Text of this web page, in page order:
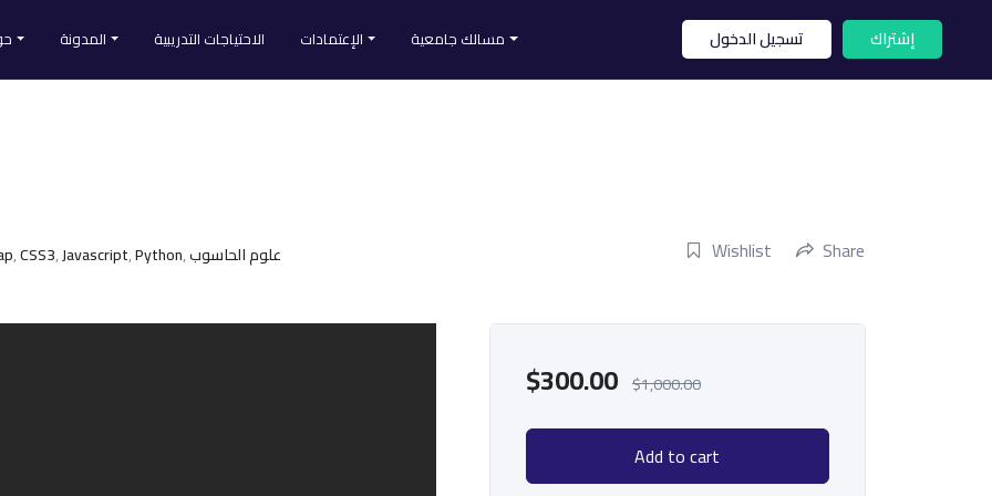
استخدام
المدونة
البرمجة
الاحتياجات التدريبية الإعتمادات مسالك جامعية تسجيل الدخول إشتراك
,CSS3,Javascript,Python,علوم الحاسوب Wishlist Share
$300.00 $1,000.00
Add to cart